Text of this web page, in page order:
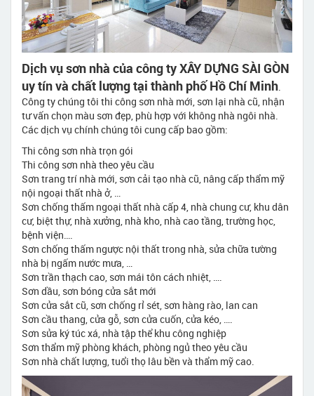
Dịch vụ sơn nhà của công ty XÂY DỰNG SÀI GÒN
uy tín và chất lượng tại thành phố Hồ Chí Minh.
Công ty chúng tôi thi công sơn nhà mới, sơn lại nhà cũ, nhận
tư vấn chọn màu sơn đẹp, phù hợp với không nhà ngôi nhà.
Các dịch vụ chính chúng tôi cung cấp bao gồm:
Thi công sơn nhà trọn gói
Thi công sơn nhà theo yêu cầu
Sơn trang trí nhà mới, sơn cải tạo nhà cũ, nâng cấp thẩm mỹ
nội ngoại thất nhà ở, …
Sơn chống thấm ngoại thất nhà cấp 4, nhà chung cư, khu dân
cư, biệt thự, nhà xưởng, nhà kho, nhà cao tầng, trường học,
bệnh viện….
Sơn chống thấm ngược nội thất trong nhà, sửa chữa tường
nhà bị ngấm nước mưa, …
Sơn trần thạch cao, sơn mái tôn cách nhiệt, ….
Sơn dầu, sơn bóng cửa sắt mới
Sơn cửa sắt cũ, sơn chống rỉ sét, sơn hàng rào, lan can
Sơn cầu thang, cửa gỗ, sơn cửa cuốn, cửa kéo, ….
Sơn sửa ký túc xá, nhà tập thể khu công nghiệp
Sơn thẩm mỹ phòng khách, phòng ngủ theo yêu cầu
Sơn nhà chất lượng, tuổi thọ lâu bền và thẩm mỹ cao.